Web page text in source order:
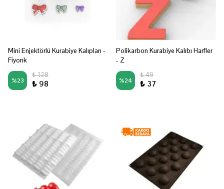
Mini Enjektörlü Kurabiye Kalıpları -
Fiyonk
%23
₺ 128
₺ 98
Polikarbon Kurabiye Kalıbı Harfler
- Z
%24
₺ 49
₺ 37